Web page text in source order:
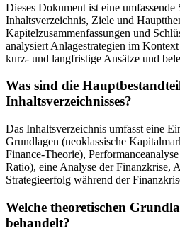
Dieses Dokument ist eine
Inhaltsverzeichnis, Ziele und
Kapitelzusammenfassungen und
analysiert Anlagestrategien im
kurz- und langfristige Ansätze und
Was sind die
Inhaltsverzeichnisses?
Das Inhaltsverzeichnis umfasst eine
Grundlagen (neoklassische
Finance-Theorie),
Ratio), eine Analyse der Finanzkrise,
Strategieerfolg während der
Welche theoretischen
behandelt?